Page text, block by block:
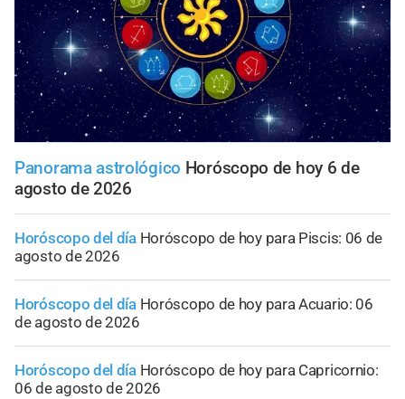
Panorama astrológico Horóscopo de hoy 6 de
agosto de 2026
Horóscopo del día Horóscopo de hoy para Piscis: 06 de
agosto de 2026
Horóscopo del día Horóscopo de hoy para Acuario: 06
de agosto de 2026
Horóscopo del día Horóscopo de hoy para Capricornio:
06 de agosto de 2026